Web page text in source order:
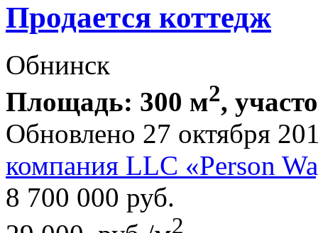
Продается коттедж
Обнинск
Площадь: 300 м2,
Обновлено 27 октября
компания LLC «Person
8 700 000 руб.
2